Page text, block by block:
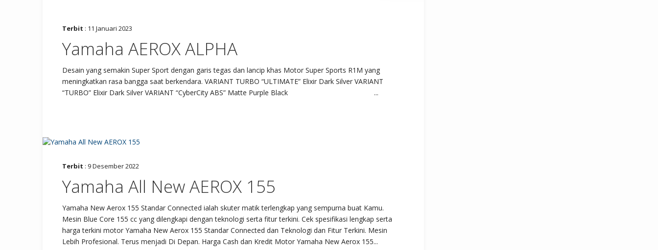
Terbit : 11 Januari 2023
Yamaha AEROX ALPHA
Desain yang semakin Super Sport dengan garis tegas dan lancip khas Motor Super Sports R1M yang
meningkatkan rasa bangga saat berkendara. VARIANT TURBO “ULTIMATE” Elixir Dark Silver VARIANT
“TURBO” Elixir Dark Silver VARIANT “CyberCity ABS” Matte Purple Black ...
Terbit : 9 Desember 2022
Yamaha All New AEROX 155
Yamaha New Aerox 155 Standar Connected ialah skuter matik terlengkap yang sempurna buat Kamu.
Mesin Blue Core 155 cc yang dilengkapi dengan teknologi serta fitur terkini. Cek spesifikasi lengkap serta
harga terkini motor Yamaha New Aerox 155 Standar Connected dan Teknologi dan Fitur Terkini. Mesin
Lebih Profesional. Terus menjadi Di Depan. Harga Cash dan Kredit Motor Yamaha New Aerox 155...